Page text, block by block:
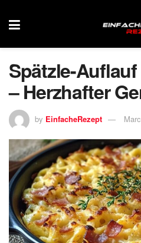
Spätzle-
– Herzhafter
by EinfacheRezept